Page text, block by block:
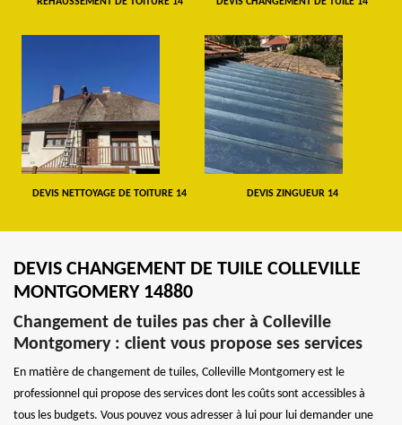
DEVIS NETTOYAGE DE TOITURE 14 DEVIS ZINGUEUR 14
DEVIS CHANGEMENT DE TUILE COLLEVILLE
MONTGOMERY 14880
Changement de tuiles pas cher à Colleville
Montgomery : client vous propose ses services
En matière de changement de tuiles, Colleville Montgomery est le
professionnel qui propose des services dont les coûts sont accessibles à
tous les budgets. Vous pouvez vous adresser à lui pour lui demander une